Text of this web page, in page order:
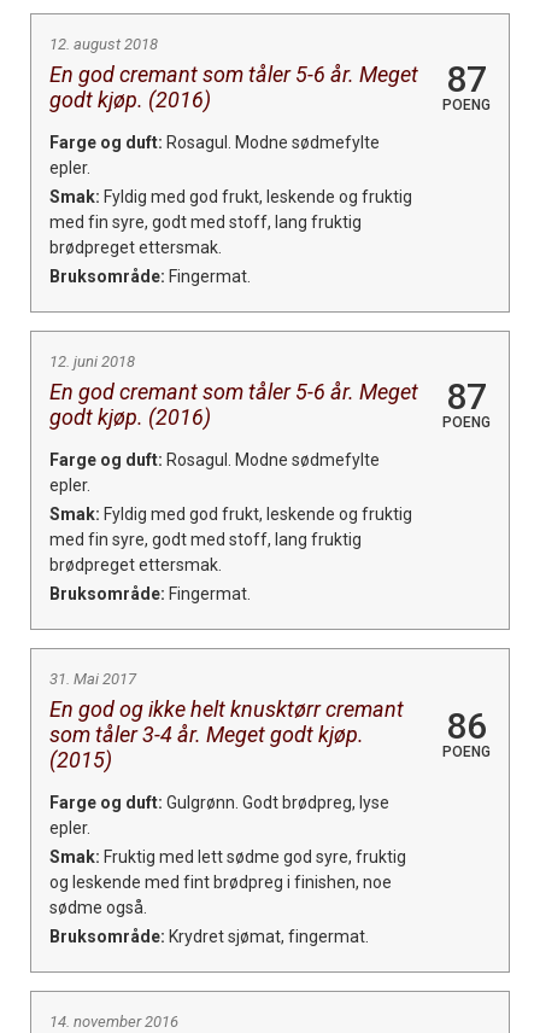
12. august 2018
En god cremant som tåler 5-6 år. Meget
godt kjøp. (2016)
87
POENG
Farge og duft: Rosagul. Modne sødmefylte
epler.
Smak: Fyldig med god frukt, leskende og fruktig
med fin syre, godt med stoff, lang fruktig
brødpreget ettersmak.
Bruksområde: Fingermat.
12. juni 2018
En god cremant som tåler 5-6 år. Meget
godt kjøp. (2016)
87
POENG
Farge og duft: Rosagul. Modne sødmefylte
epler.
Smak: Fyldig med god frukt, leskende og fruktig
med fin syre, godt med stoff, lang fruktig
brødpreget ettersmak.
Bruksområde: Fingermat.
31. Mai 2017
En god og ikke helt knusktørr cremant
som tåler 3-4 år. Meget godt kjøp.
(2015)
86
POENG
Farge og duft: Gulgrønn. Godt brødpreg, lyse
epler.
Smak: Fruktig med lett sødme god syre, fruktig
og leskende med fint brødpreg i finishen, noe
sødme også.
Bruksområde: Krydret sjømat, fingermat.
14. november 2016